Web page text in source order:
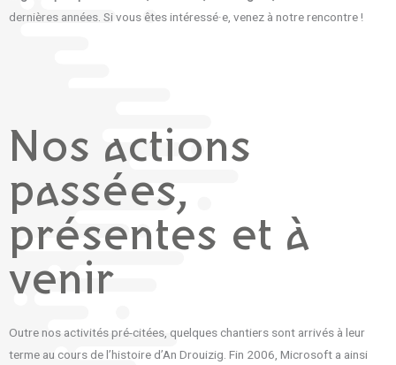
dernières années. Si vous êtes intéressé·e, venez à notre rencontre !
Nos actions
passées,
présentes et à
venir
Outre nos activités pré-citées, quelques chantiers sont arrivés à leur
terme au cours de l’histoire d’An Drouizig. Fin 2006, Microsoft a ainsi